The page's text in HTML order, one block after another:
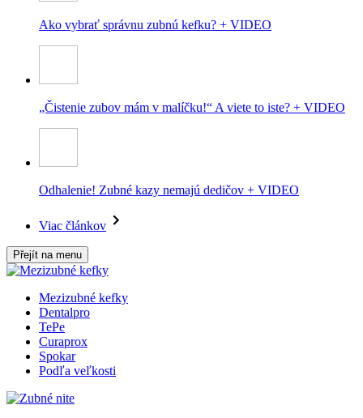
Ako vybrať správnu zubnú kefku? + VIDEO
„Čistenie zubov mám v malíčku!“ A viete to iste? + VIDEO
Odhalenie! Zubné kazy nemajú dedičov + VIDEO
Viac článkov
Přejít na menu
Mezizubné kefky
Dentalpro
TePe
Curaprox
Spokar
Podľa veľkosti